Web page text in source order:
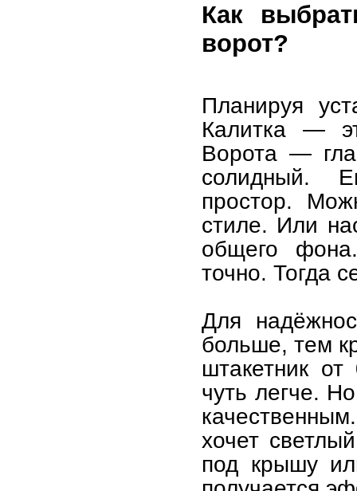
Как
ворот?
Планируя
Калитка —
Ворота —
солидный.
простор.
стиле. Или
общего
точно. Тогда
Для
больше, тем
штакетник
чуть легче.
хочет
под крышу